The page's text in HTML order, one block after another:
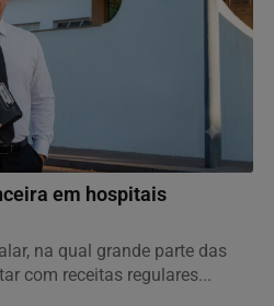
em hospitais
na qual grande parte das
com receitas regulares...